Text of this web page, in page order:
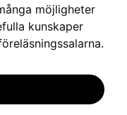
möjligheter
kunskaper